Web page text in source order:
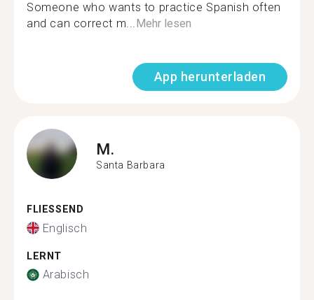
Someone who wants to practice Spanish often
and can correct m...Mehr lesen
App herunterladen
M.
Santa Barbara
FLIESSEND
Englisch
LERNT
Arabisch